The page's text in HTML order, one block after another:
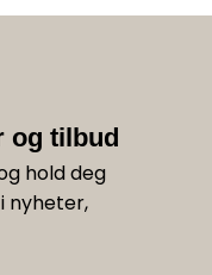
og tilbud
hold deg
nyheter,